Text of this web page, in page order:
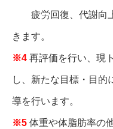
疲労回復、代謝向上
きます。
※4 再評価を行い、現
し、新たな目標・目的
導を行います。
※5 体重や体脂肪率の